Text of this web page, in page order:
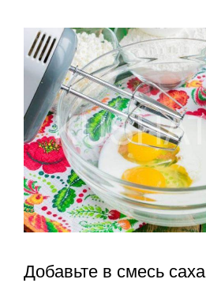
Добавьте в смесь